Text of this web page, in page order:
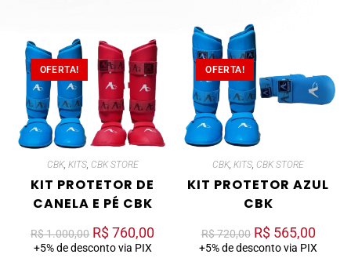
OFERTA!
CBK, KITS, CBK STORE
KIT PROTETOR DE
CANELA E PÉ CBK
R$1.000,00 R$760,00
+5% de desconto via PIX
OFERTA!
CBK,KITS CBK STORE
KIT PROTETOR AZUL
CBK
R$720,00 R$565,00
+5% de desconto via PIX